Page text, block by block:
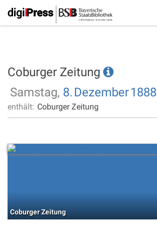
Coburger Zeitung
Samstag, 8. Dezember1888
enthält: Coburger Zeitung
Coburger Zeitung